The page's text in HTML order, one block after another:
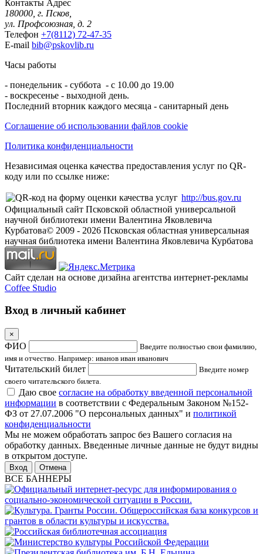
Контакты Адрес
180000, г. Псков,
ул. Профсоюзная, д. 2
Телефон +7(8112) 72-47-35
E-mail bib@pskovlib.ru
Часы работы
- понедельник - суббота - с 10.00 до 19.00
- воскресенье - выходной день.
Последний вторник каждого месяца - санитарный день
Соглашение об использовании файлов cookie
Политика конфиденциальности
Независимая оценка качества предоставления услуг по QR-
коду или по ссылке ниже:
http://bus.gov.ru
Официальный сайт Псковской областной универсальной
научной библиотеки имени Валентина Яковлевича
Курбатова© 2009 - 2026 Псковская областная универсальная
научная библиотека имени Валентина Яковлевича Курбатова
Сайт сделан на основе дизайна агентства интернет-рекламы
Coffee Studio
Вход в личный кабинет
×
ФИО
Введите полностью свои фамилию,
имя и отчество. Например: иванов иван иванович
Читательский билет
Введите номер
своего читательского билета.
Даю свое согласие на обработку введенной персональной
информации в соответствии с Федеральным Законом №152-
ФЗ от 27.07.2006 "О персональных данных" и политикой
конфиденциальности
Мы не можем обработать запрос без Вашего согласия на
обработку данных. Введенные личные данные не будут видны
в открытом доступе.
Отмена
ВСЕ БАННЕРЫ